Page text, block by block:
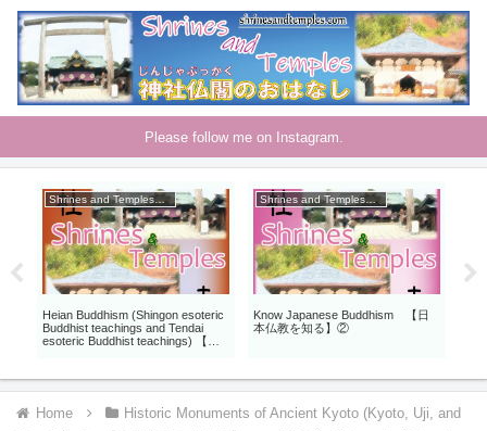
Please follow me on Instagram.
Shrines and Temples 神社とお寺
Heian Buddhism (Shingon esoteric
Buddhist teachings and Tendai
esoteric Buddhist teachings) 【平
Shrines and Temples 神社とお寺
Know Japanese Buddhism 【日
本仏教を知る】②
Home
Historic Monuments of Ancient Kyoto (Kyoto, Uji, and